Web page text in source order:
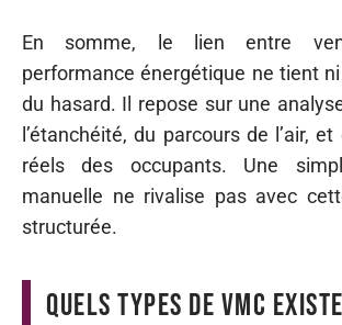
En somme, le lien entre
performance énergétique ne tient
du hasard. Il repose sur une
l’étanchéité, du parcours de l’air,
réels des occupants. Une
manuelle ne rivalise pas avec
structurée.
Quels types de VMC